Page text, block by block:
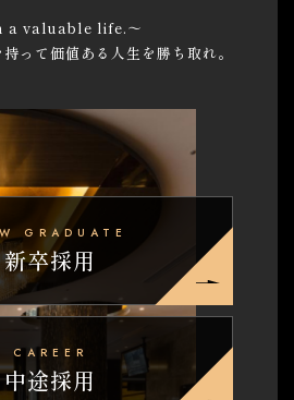
a valuable life.～
って価値ある人生を勝ち取れ。
GRADUATE
新卒採用
CAREER
中途採用